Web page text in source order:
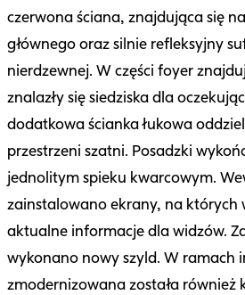
czerwona ściana, znajdująca się
głównego oraz silnie refleksyjny
nierdzewnej. W części foyer
znalazły się siedziska dla
dodatkowa ścianka łukowa
przestrzeni szatni. Posadzki
jednolitym spieku kwarcowym.
zainstalowano ekrany, na których
aktualne informacje dla widzów.
wykonano nowy szyld. W ramach
zmodernizowana została również